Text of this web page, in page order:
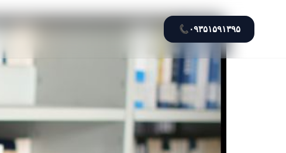
۰۹۳۵۱۵۹۱۳۹۵ 📞